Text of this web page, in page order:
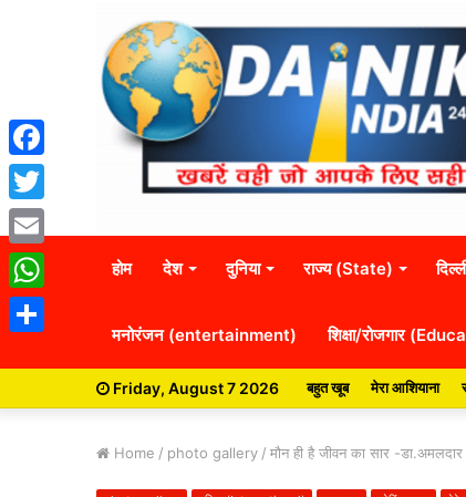
होम देश दुनिया राज्य (State)
मनोरंजन (entertainment) शिक्षा/रोजगार
Friday, August 7 2026 बहुत खूब मेरा आशियाना
Home / photo gallery / मौन ही है जीवन का सार -डा.अमलदार
Facebook
Twitter
Email
WhatsApp